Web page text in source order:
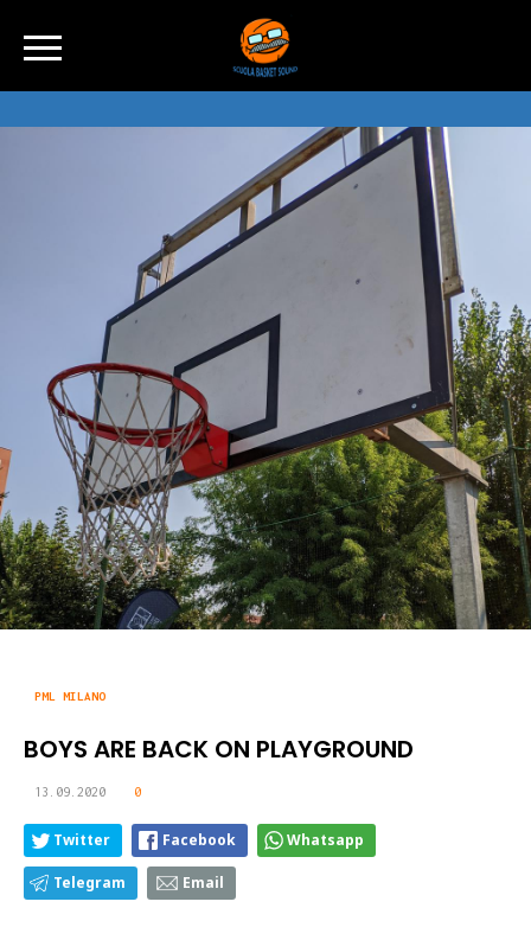
PML MILANO
BOYS ARE BACK ON PLAYGROUND
13.09.2020 0
Twitter Facebook Whatsapp
Telegram Email